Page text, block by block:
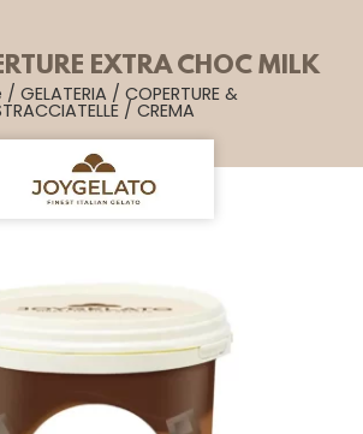
EXTRA CHOC MILK
/ GELATERIA / COPERTURE &
/ CREMA